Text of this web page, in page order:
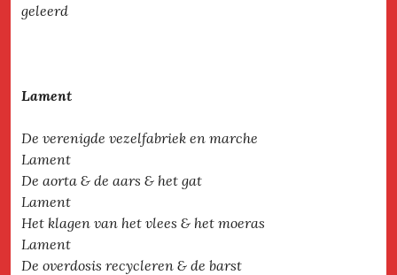
geleerd
Lament
De verenigde vezelfabriek en marche
Lament
De aorta & de aars & het gat
Lament
Het klagen van het vlees & het moeras
Lament
De overdosis recycleren & de barst